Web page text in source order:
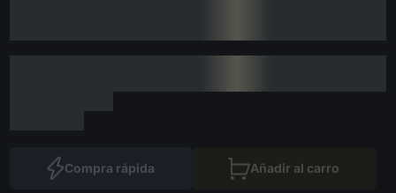
Compra rápida Añadir al carro